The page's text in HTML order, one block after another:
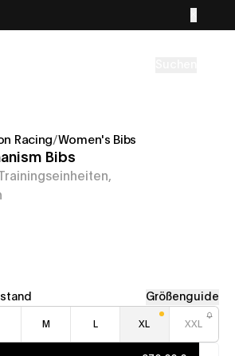
Racing/Women's Bibs
Bibs
Größenguide
M L XL XXL